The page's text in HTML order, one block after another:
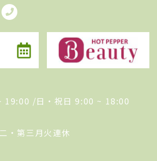
19:00 /日・祝日 9:00 ~ 18:00
・第三月火連休